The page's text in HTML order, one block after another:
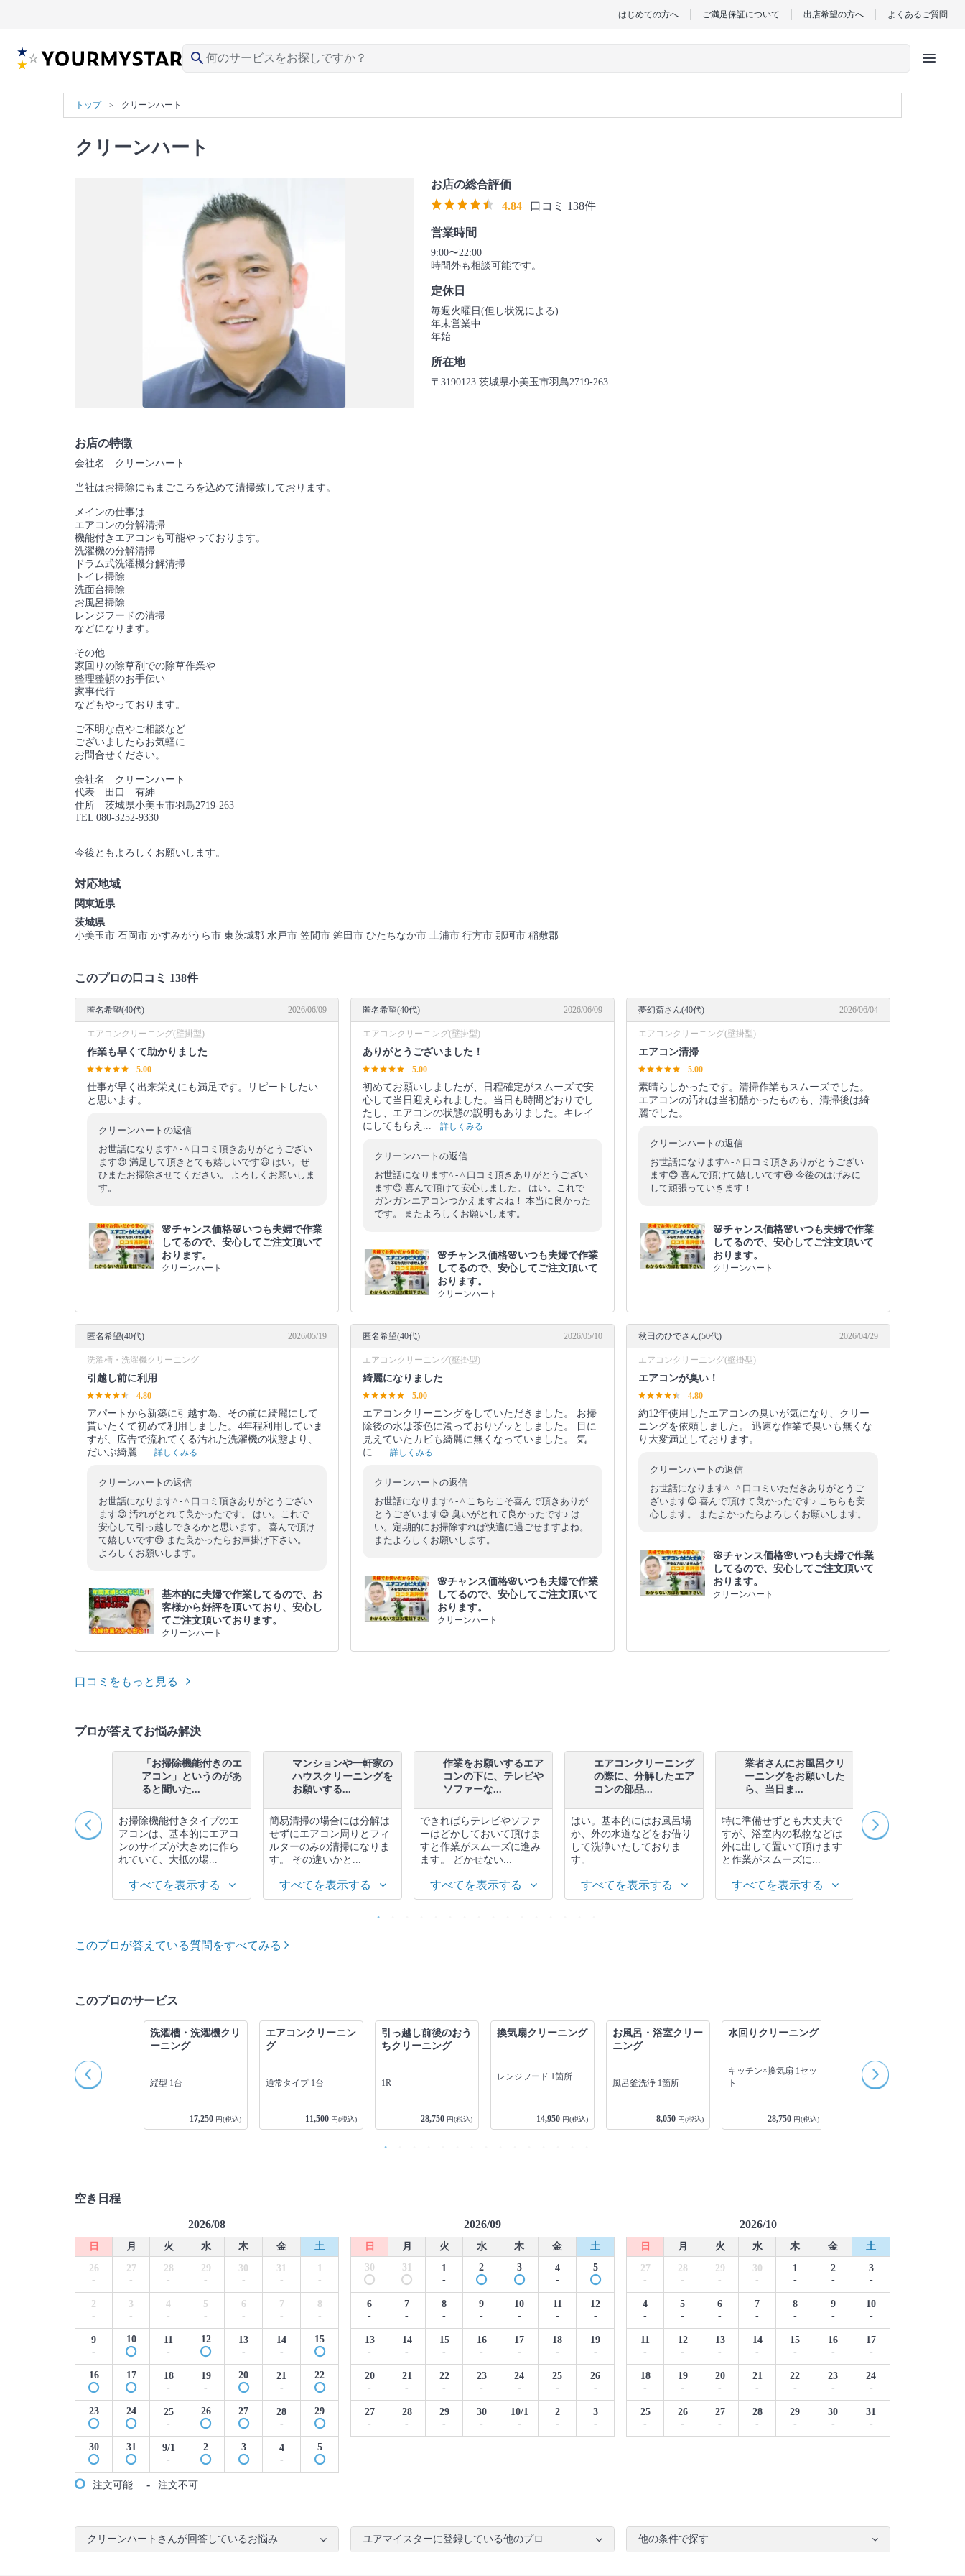
はじめての方へ ご満足保証について 出店希望の方へ よくあるご質問
search menu
トップ クリーンハート
クリーンハート
お店の総合評価
4.84
口コミ 138件
営業時間
9:00〜22:00
時間外も相談可能です。
定休日
毎週火曜日(但し状況による)
年末営業中
年始
所在地
〒3190123 茨城県小美玉市羽鳥2719-263
お店の特徴
会社名 クリーンハート
当社はお掃除にもまごころを込めて清掃致しております。
メインの仕事は
エアコンの分解清掃
機能付きエアコンも可能やっております。
洗濯機の分解清掃
ドラム式洗濯機分解清掃
トイレ掃除
洗面台掃除
お風呂掃除
レンジフードの清掃
などになります。
その他
家回りの除草剤での除草作業や
整理整頓のお手伝い
家事代行
などもやっております。
ご不明な点やご相談など
ございましたらお気軽に
お問合せください。
会社名 クリーンハート
代表 田口 有紳
住所 茨城県小美玉市羽鳥2719-263
TEL 080-3252-9330
今後ともよろしくお願いします。
対応地域
関東近県
茨城県
小美玉市 石岡市 かすみがうら市 東茨城郡 水戸市 笠間市 鉾田市 ひたちなか市 土浦市 行方市 那珂市 稲敷郡
このプロの口コミ 138件
匿名希望(40代) 2026/06/09
エアコンクリーニング(壁掛型)
作業も早くて助かりました
5.00
仕事が早く出来栄えにも満足です。リピートしたい
と思います。
クリーンハートの返信
お世話になります^ - ^ 口コミ頂きありがとうござい
ます😊 満足して頂きとても嬉しいです😃 はい。ぜ
ひまたお掃除させてください。 よろしくお願いしま
す。
🌸チャンス価格🌸いつも夫婦で作業
してるので、安心してご注文頂いて
おります。
クリーンハート
匿名希望(40代) 2026/06/09
エアコンクリーニング(壁掛型)
ありがとうございました！
5.00
初めてお願いしましたが、日程確定がスムーズで安
心して当日迎えられました。当日も時間どおりでし
たし、エアコンの状態の説明もありました。キレイ
にしてもらえ...
詳しくみる
クリーンハートの返信
お世話になります^ - ^ 口コミ頂きありがとうござい
ます😊 喜んで頂けて安心しました。 はい。これで
ガンガンエアコンつかえますよね！ 本当に良かった
です。 またよろしくお願いします。
🌸チャンス価格🌸いつも夫婦で作業
してるので、安心してご注文頂いて
おります。
クリーンハート
夢幻斎さん(40代) 2026/06/04
エアコンクリーニング(壁掛型)
エアコン清掃
5.00
素晴らしかったです。清掃作業もスムーズでした。
エアコンの汚れは当初酷かったものも、清掃後は綺
麗でした。
クリーンハートの返信
お世話になります^ - ^ 口コミ頂きありがとうござい
ます😊 喜んで頂けて嬉しいです😃 今後のはげみに
して頑張っていきます！
🌸チャンス価格🌸いつも夫婦で作業
してるので、安心してご注文頂いて
おります。
クリーンハート
匿名希望(40代) 2026/05/19
洗濯槽・洗濯機クリーニング
引越し前に利用
4.80
アパートから新築に引越す為、その前に綺麗にして
貰いたくて初めて利用しました。4年程利用していま
すが、広告で流れてくる汚れた洗濯機の状態より、
だいぶ綺麗...
詳しくみる
クリーンハートの返信
お世話になります^ - ^ 口コミ頂きありがとうござい
ます😊 汚れがとれて良かったです。 はい。これで
安心して引っ越しできるかと思います。 喜んで頂け
て嬉しいです😃 また良かったらお声掛け下さい。
よろしくお願いします。
基本的に夫婦で作業してるので、お
客様から好評を頂いており、安心し
てご注文頂いております。
クリーンハート
匿名希望(40代) 2026/05/10
エアコンクリーニング(壁掛型)
綺麗になりました
5.00
エアコンクリーニングをしていただきました。 お掃
除後の水は茶色に濁っておりゾッとしました。 目に
見えていたカビも綺麗に無くなっていました。 気
に...
詳しくみる
クリーンハートの返信
お世話になります^ - ^ こちらこそ喜んで頂きありが
とうございます😊 臭いがとれて良かったです♪ は
い。定期的にお掃除すれば快適に過ごせますよね。
またよろしくお願いします。
🌸チャンス価格🌸いつも夫婦で作業
してるので、安心してご注文頂いて
おります。
クリーンハート
秋田のひでさん(50代) 2026/04/29
エアコンクリーニング(壁掛型)
エアコンが臭い！
4.80
約12年使用したエアコンの臭いが気になり、クリー
ニングを依頼しました。 迅速な作業で臭いも無くな
り大変満足しております。
クリーンハートの返信
お世話になります^ - ^ 口コミいただきありがとうご
ざいます😊 喜んで頂けて良かったです♪ こちらも安
心します。 またよかったらよろしくお願いします。
🌸チャンス価格🌸いつも夫婦で作業
してるので、安心してご注文頂いて
おります。
クリーンハート
口コミをもっと見る
プロが答えてお悩み解決
り洗剤も道具も変
。 用途に合わせて
「お掃除機能付きのエ
アコン」というのがあ
ると聞いた...
お掃除機能付きタイプのエ
アコンは、基本的にエアコ
ンのサイズが大きめに作ら
れていて、大抵の場...
すべてを表示する
マンションや一軒家の
ハウスクリーニングを
お願いする...
簡易清掃の場合には分解は
せずにエアコン周りとフィ
ルターのみの清掃になりま
す。 その違いかと...
すべてを表示する
作業をお願いするエア
コンの下に、テレビや
ソファーな...
できればらテレビやソファ
ーはどかしておいて頂けま
すと作業がスムーズに進み
ます。 どかせない...
すべてを表示する
エアコンクリーニング
の際に、分解したエア
コンの部品...
はい。基本的にはお風呂場
か、外の水道などをお借り
して洗浄いたしておりま
す。
すべてを表示する
業者さんにお風呂クリ
ーニングをお願いした
ら、当日ま...
特に準備せずとも大丈夫で
すが、浴室内の私物などは
外に出して置いて頂けます
と作業がスムーズに...
すべてを表示する
いいえ。ずっと立
要はありません。
このプロが答えている質問をすべてみる
このプロのサービス
プロペラ 1箇所
洗濯槽・洗濯機クリ
ーニング
縦型 1台
17,250 円(税込)
エアコンクリーニン
グ
通常タイプ 1台
11,500 円(税込)
引っ越し前後のおう
ちクリーニング
1R
28,750 円(税込)
換気扇クリーニング
レンジフード 1箇所
14,950 円(税込)
お風呂・浴室クリー
ニング
風呂釜洗浄 1箇所
8,050 円(税込)
水回りクリーニング
キッチン×換気扇 1セッ
ト
28,750 円(税込)
キッチンクリーニング
空き日程
2026/08
日 月 火 水 木 金
土
26
-
27
-
28
-
29
-
30
-
31
-
1
-
2
-
3
-
4
-
5
-
6
-
7
-
8
-
9
-
10
11
-
12
13
-
14
-
15
16 17
18
-
19
-
20
21
-
22
23 24
25
-
26 27
28
-
29
30 31
9/1
-
2 3
4
-
5
2026/09
日 月 火 水 木 金
土
30
31
1
-
2 3
4
-
5
6
-
7
-
8
-
9
-
10
-
11
-
12
-
13
-
14
-
15
-
16
-
17
-
18
-
19
-
20
-
21
-
22
-
23
-
24
-
25
-
26
-
27
-
28
-
29
-
30
-
10/1
-
2
-
3
-
2026/10
日 月 火 水 木 金
土
27
-
28
-
29
-
30
-
1
-
2
-
3
-
4
-
5
-
6
-
7
-
8
-
9
-
10
-
11
-
12
-
13
-
14
-
15
-
16
-
17
-
18
-
19
-
20
-
21
-
22
-
23
-
24
-
25
-
26
-
27
-
28
-
29
-
30
-
31
-
注文可能 - 注文不可
クリーンハートさんが回答しているお悩み ユアマイスターに登録している他のプロ 他の条件で探す